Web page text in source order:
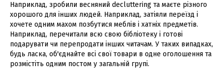
Наприклад, зробили весняний decluttering та маєте різного
хорошого для інших людей. Наприклад, затіяли переїзд і
хочете одним махом позбутися меблів і хатніх предметів.
Наприклад, перечитали всю свою бібліотеку і готові
подарувати чи перепродати інших читачам. У таких випадках,
будь ласка, об'єднайте всі свої товари в одне оголошення та
розмістіть одним постом у загальній групі.